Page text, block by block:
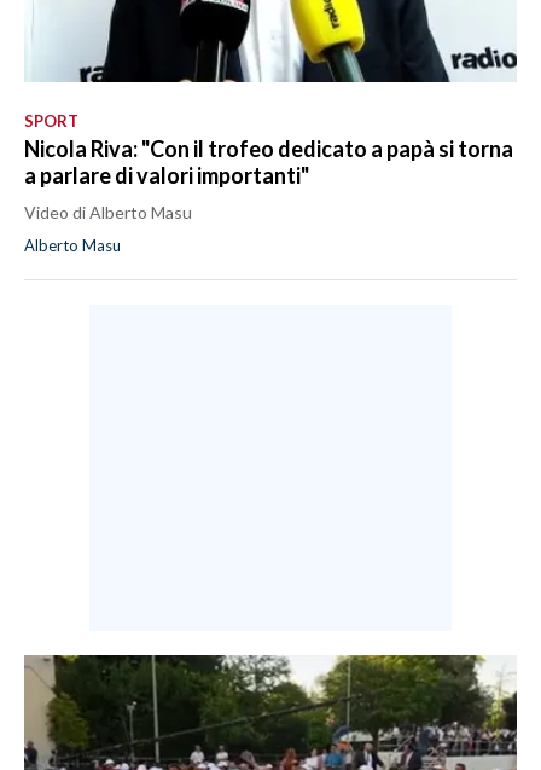
SPORT
Nicola Riva: "Con il trofeo dedicato a papà si torna
a parlare di valori importanti"
Video di Alberto Masu
Alberto Masu